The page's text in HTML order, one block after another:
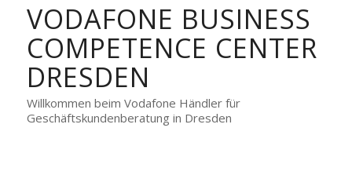
VODAFONE BUSINESS
COMPETENCE CENTER
DRESDEN
Willkommen beim Vodafone Händler für
Geschäftskundenberatung in Dresden